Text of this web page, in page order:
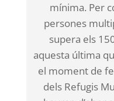
mínima. Per
persones
supera els
aquesta última
el moment de
dels Refugis